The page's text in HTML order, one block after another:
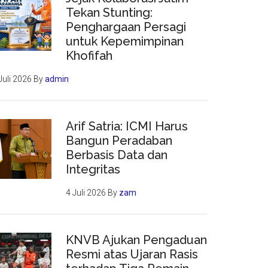
Tekan Stunting:
Penghargaan Persagi
untuk Kepemimpinan
Khofifah
2026 Byadmin
Arif Satria: ICMI Harus
Bangun Peradaban
Berbasis Data dan
Integritas
4 Juli 2026 By zam
KNVB Ajukan Pengaduan
Resmi atas Ujaran Rasis